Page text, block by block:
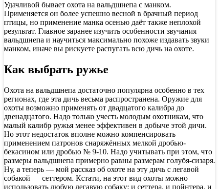
Удачливой бывает охота на вальдшнепа с манком.
Применяется он более успешно весной в брачный период
птицы, но применение манка осенью даёт также неплохой
результат. Главное заранее изучить особенности звучания
вальдшнепа и научиться максимально похоже издавать звуки
манком, иначе вы рискуете распугать всю дичь на охоте.
Как выбрать ружье
Охота на вальдшнепа достаточно популярна особенно в тех
регионах, где эта дичь весьма распространена. Оружие для
охоты возможно применять от двадцатого калибра до
двенадцатого. Надо только учесть молодым охотникам, что
малый калибр ружья менее эффективен в добыче этой дичи.
Но этот недостаток вполне можно компенсировать
применением патронов снаряжённых мелкой дробью-
бекасином или дробью № 9-10. Надо учитывать при этом, что
размеры вальдшнепа примерно равны размерам голубя-сизаря.
Ну, а теперь — мой рассказ об охоте на эту дичь с легавой
собакой — сеттером. Кстати, на этот вид охоты можно
использовать любую легавую собаку: и сеттера, и пойнтера, и